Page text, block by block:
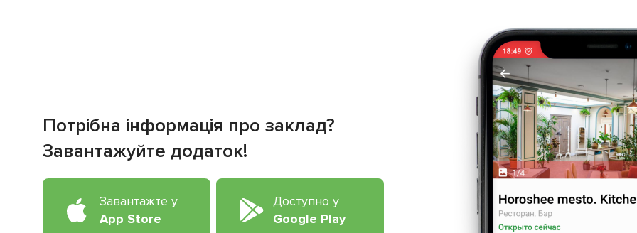
Потрібна інформація про заклад?
Завантажуйте додаток!
Завантажте у
App Store
Доступно у
Google Play